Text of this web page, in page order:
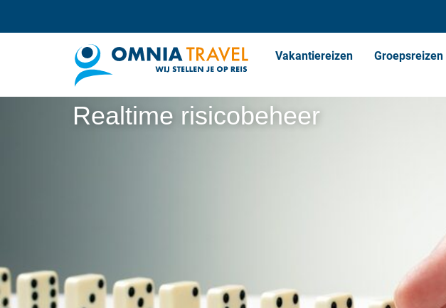
Vakantiereizen Groepsreizen
Realtime risicobeheer